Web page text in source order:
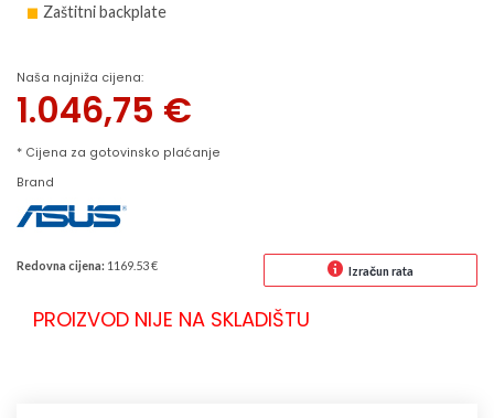
Zaštitni backplate
Naša najniža cijena:
1.046,75 €
* Cijena za gotovinsko plaćanje
Brand
Redovna cijena: 1169.53 € Izračun rata
PROIZVOD NIJE NA SKLADIŠTU